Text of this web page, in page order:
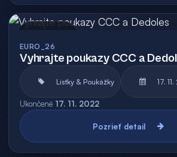
EURO_26
Vyhrajte poukazy CCC a
Lístky & Poukážky 17.
Ukončené 17. 11. 2022
Pozrieť detail